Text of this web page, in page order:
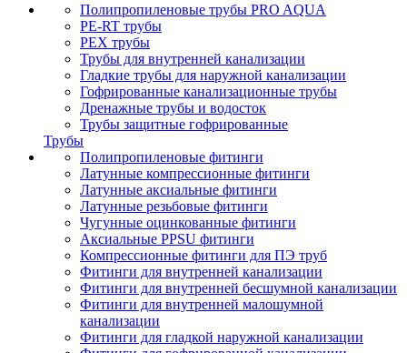
Полипропиленовые трубы PRO AQUA
PE-RT трубы
PEX трубы
Трубы для внутренней канализации
Гладкие трубы для наружной канализации
Гофрированные канализационные трубы
Дренажные трубы и водосток
Трубы защитные гофрированные
Трубы
Полипропиленовые фитинги
Латунные компрессионные фитинги
Латунные аксиальные фитинги
Латунные резьбовые фитинги
Чугунные оцинкованные фитинги
Аксиальные PPSU фитинги
Компрессионные фитинги для ПЭ труб
Фитинги для внутренней канализации
Фитинги для внутренней бесшумной канализации
Фитинги для внутренней малошумной
канализации
Фитинги для гладкой наружной канализации